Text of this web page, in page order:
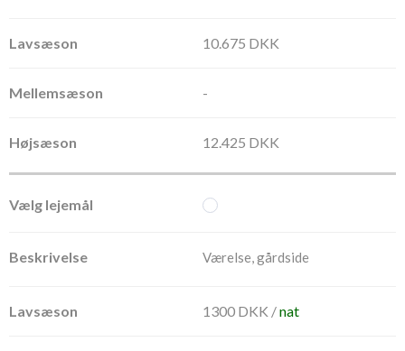
10.675 DKK
-
12.425 DKK
Værelse, gårdside
1300 DKK /nat